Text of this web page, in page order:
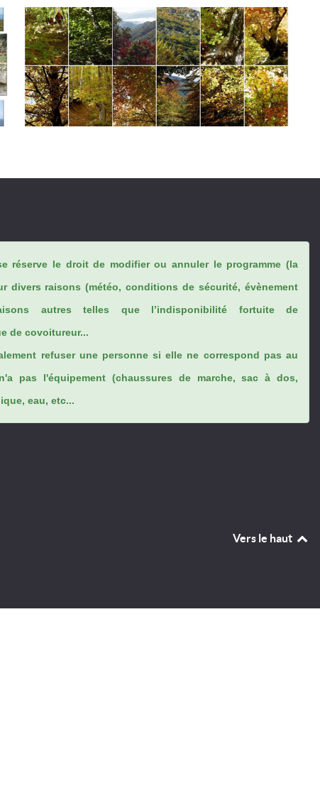
réserve le droit de modifier ou annuler le programme (la
divers raisons (météo, conditions de sécurité, évènement
autres telles que l’indisponibilité fortuite de
de covoitureur...
refuser une personne si elle ne correspond pas au
pas l'équipement (chaussures de marche, sac à dos,
eau, etc...
Vers le haut